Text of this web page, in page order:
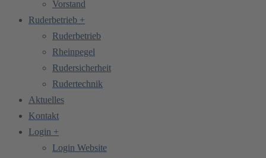
Vorstand
Ruderbetrieb +
Ruderbetrieb
Rheinpegel
Rudersicherheit
Rudertechnik
Aktuelles
Kontakt
Login +
Login Website